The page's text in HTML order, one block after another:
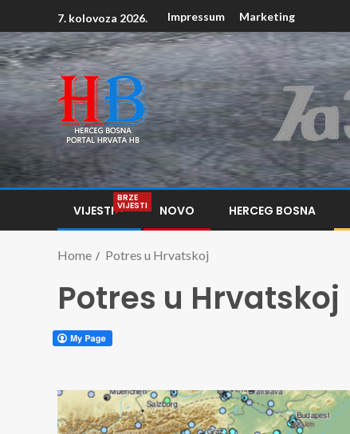
7. kolovoza 2026. Impressum Marketing
VIJESTI
BRZE
VIJESTI NOVO HERCEG BOSNA
Home Potres u Hrvatskoj
Potres u Hrvatskoj